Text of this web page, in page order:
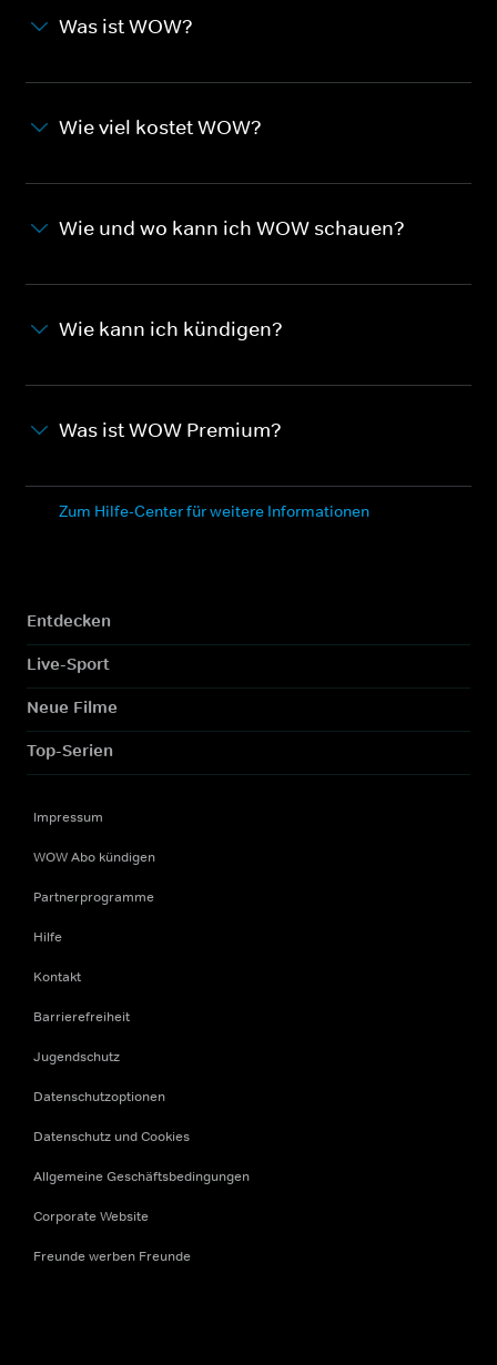
Was ist WOW?
Wie viel kostet WOW?
Wie und wo kann ich WOW schauen?
Wie kann ich kündigen?
Was ist WOW Premium?
Zum Hilfe-Center für weitere Informationen
Entdecken
Live-Sport
Neue Filme
Top-Serien
Impressum
WOW Abo kündigen
Partnerprogramme
Hilfe
Kontakt
Barrierefreiheit
Jugendschutz
Datenschutzoptionen
Datenschutz und Cookies
Allgemeine Geschäftsbedingungen
Corporate Website
Freunde werben Freunde